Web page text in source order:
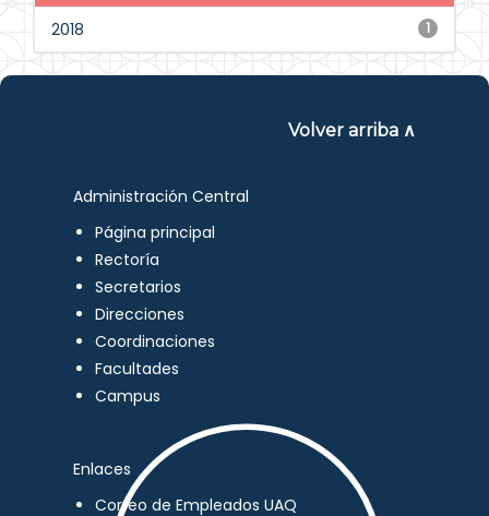
1
2018
Volver arriba ∧
Administración Central
Página principal
Rectoría
Secretarios
Direcciones
Coordinaciones
Facultades
Campus
Enlaces
Correo de Empleados UAQ